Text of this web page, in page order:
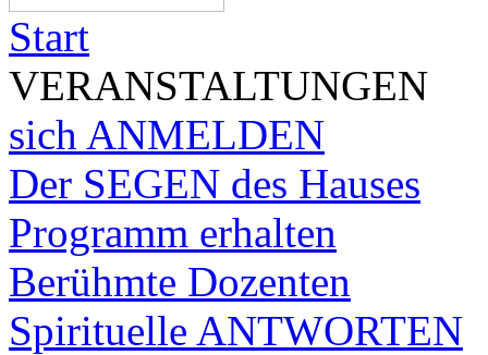
Start
VERANSTALTUNGEN
sich ANMELDEN
Der SEGEN des Hauses
Programm erhalten
Berühmte Dozenten
Spirituelle ANTWORTEN